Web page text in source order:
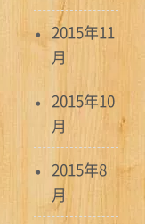
2015年11
月
2015年10
月
2015年8
月